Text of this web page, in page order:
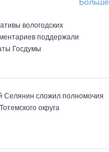
вологодских
поддержали
Госдумы
Селянин сложил полномочия
округа